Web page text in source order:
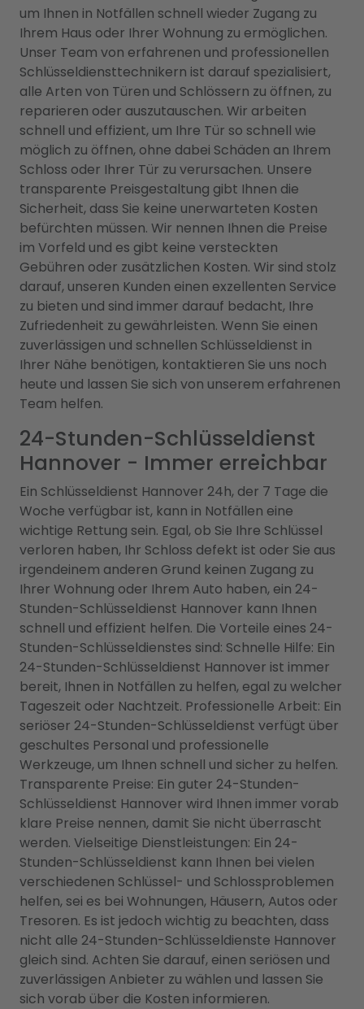
um Ihnen in Notfällen schnell wieder Zugang zu
Ihrem Haus oder Ihrer Wohnung zu ermöglichen.
Unser Team von erfahrenen und professionellen
Schlüsseldiensttechnikern ist darauf spezialisiert,
alle Arten von Türen und Schlössern zu öffnen, zu
reparieren oder auszutauschen. Wir arbeiten
schnell und effizient, um Ihre Tür so schnell wie
möglich zu öffnen, ohne dabei Schäden an Ihrem
Schloss oder Ihrer Tür zu verursachen. Unsere
transparente Preisgestaltung gibt Ihnen die
Sicherheit, dass Sie keine unerwarteten Kosten
befürchten müssen. Wir nennen Ihnen die Preise
im Vorfeld und es gibt keine versteckten
Gebühren oder zusätzlichen Kosten. Wir sind stolz
darauf, unseren Kunden einen exzellenten Service
zu bieten und sind immer darauf bedacht, Ihre
Zufriedenheit zu gewährleisten. Wenn Sie einen
zuverlässigen und schnellen Schlüsseldienst in
Ihrer Nähe benötigen, kontaktieren Sie uns noch
heute und lassen Sie sich von unserem erfahrenen
Team helfen.
24-Stunden-Schlüsseldienst
Hannover - Immer erreichbar
Ein Schlüsseldienst Hannover 24h, der 7 Tage die
Woche verfügbar ist, kann in Notfällen eine
wichtige Rettung sein. Egal, ob Sie Ihre Schlüssel
verloren haben, Ihr Schloss defekt ist oder Sie aus
irgendeinem anderen Grund keinen Zugang zu
Ihrer Wohnung oder Ihrem Auto haben, ein 24-
Stunden-Schlüsseldienst Hannover kann Ihnen
schnell und effizient helfen. Die Vorteile eines 24-
Stunden-Schlüsseldienstes sind: Schnelle Hilfe: Ein
24-Stunden-Schlüsseldienst Hannover ist immer
bereit, Ihnen in Notfällen zu helfen, egal zu welcher
Tageszeit oder Nachtzeit. Professionelle Arbeit: Ein
seriöser 24-Stunden-Schlüsseldienst verfügt über
geschultes Personal und professionelle
Werkzeuge, um Ihnen schnell und sicher zu helfen.
Transparente Preise: Ein guter 24-Stunden-
Schlüsseldienst Hannover wird Ihnen immer vorab
klare Preise nennen, damit Sie nicht überrascht
werden. Vielseitige Dienstleistungen: Ein 24-
Stunden-Schlüsseldienst kann Ihnen bei vielen
verschiedenen Schlüssel- und Schlossproblemen
helfen, sei es bei Wohnungen, Häusern, Autos oder
Tresoren. Es ist jedoch wichtig zu beachten, dass
nicht alle 24-Stunden-Schlüsseldienste Hannover
gleich sind. Achten Sie darauf, einen seriösen und
zuverlässigen Anbieter zu wählen und lassen Sie
sich vorab über die Kosten informieren.